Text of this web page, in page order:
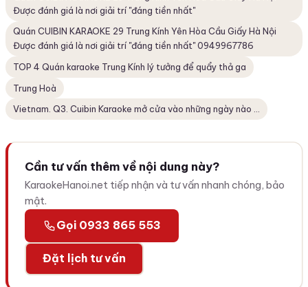
Được đánh giá là nơi giải trí "đáng tiền nhất"
Quán CUIBIN KARAOKE 29 Trung Kính Yên Hòa Cầu Giấy Hà Nội
Được đánh giá là nơi giải trí "đáng tiền nhất" 0949967786
TOP 4 Quán karaoke Trung Kính lý tưởng để quẩy thả ga
Trung Hoà
Vietnam. Q3. Cuibin Karaoke mở cửa vào những ngày nào ...
Cần tư vấn thêm về nội dung này?
KaraokeHanoi.net tiếp nhận và tư vấn nhanh chóng, bảo
mật.
Gọi 0933 865 553
Đặt lịch tư vấn